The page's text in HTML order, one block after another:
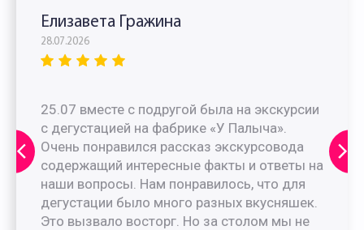
Елизавета Гражина
28.07.2026
25.07 вместе с подругой была на экскурсии
с дегустацией на фабрике «У Палыча».
Очень понравился рассказ экскурсовода
содержащий интересные факты и ответы на
наши вопросы. Нам понравилось, что для
дегустации было много разных вкусняшек.
Это вызвало восторг. Но за столом мы не